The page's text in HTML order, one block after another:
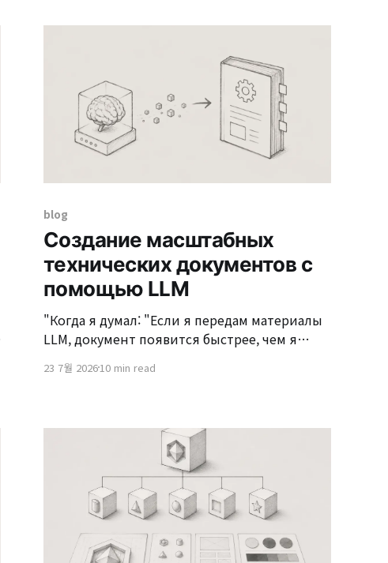
мгновенно отображает сообщения,
необходимости обновления. Самым первым
вопросом, с которым я сталкиваюсь при
создании
blog
Создание масштабных
технических документов с
помощью LLM
"Когда я думал: "Если я передам материалы
LLM, документ появится быстрее, чем я
solving. Недавно, участвуя в проекте
описания услуги, упорядочив десятки
бизнес-границ (Bounded Context) и сотни
сервисов. Исходные материалы включали
Excel-каталог услуг,
23 7월 202610 min read